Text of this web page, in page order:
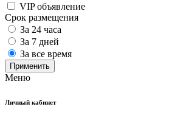
VIP объявление
Срок размещения
За 24 часа
За 7 дней
За все время
Применить
Меню
Личный кабинет